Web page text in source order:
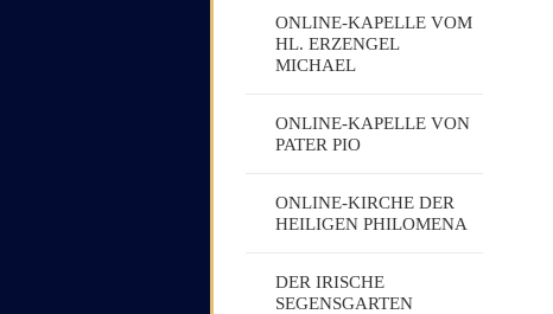
ONLINE-KAPELLE VOM
HL. ERZENGEL
MICHAEL
ONLINE-KAPELLE VON
PATER PIO
ONLINE-KIRCHE DER
HEILIGEN PHILOMENA
DER IRISCHE
SEGENSGARTEN